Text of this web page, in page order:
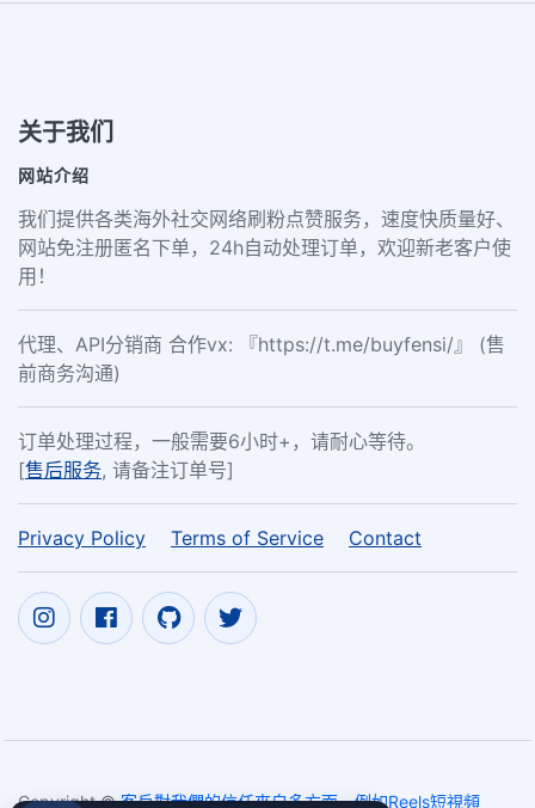
关于我们
网站介绍
我们提供各类海外社交网络刷粉点赞服务，速度快质量好、
网站免注册匿名下单，24h自动处理订单，欢迎新老客户使
用！
代理、API分销商 合作vx: 『https://t.me/buyfensi/』 (售
前商务沟通)
订单处理过程，一般需要6小时+，请耐心等待。
[售后服务, 请备注订单号]
Privacy Policy Terms of Service Contact
Copyright ©客戶對我們的信任來自多方面，例如Reels短視頻